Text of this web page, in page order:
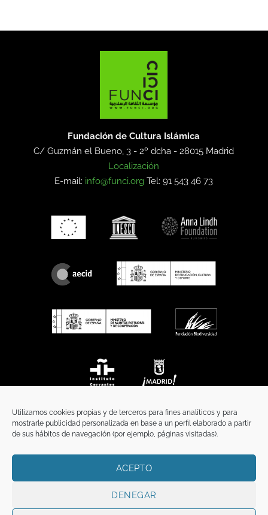
Utilizamos cookies propias y de terceros para fines analíticos y para
mostrarle publicidad personalizada en base a un perfil elaborado a partir
de sus hábitos de navegación (por ejemplo, páginas visitadas).
ACEPTO
DENEGAR
Fundación de Cultura Islámica
C/ Guzmán el Bueno, 3 - 2º dcha -28015 Madrid
Localización
E-mail: info@funci.org Tel: 91 543 46 73
TÉRMINOS Y CONDICIONES
Copyright 2026 ©FunciFUNCI es titular de los derechos de propiedad